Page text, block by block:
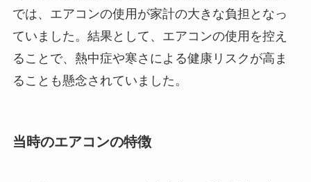
では、エアコンの使用が家計の大きな負担となっ
ていました。結果として、エアコンの使用を控え
ることで、熱中症や寒さによる健康リスクが高ま
ることも懸念されていました。
当時のエアコンの特徴